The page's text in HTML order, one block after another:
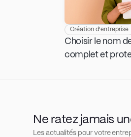
Création d'entreprise
Choisir le nom
complet et
Ne ratez jamais
Les actualités pour votre